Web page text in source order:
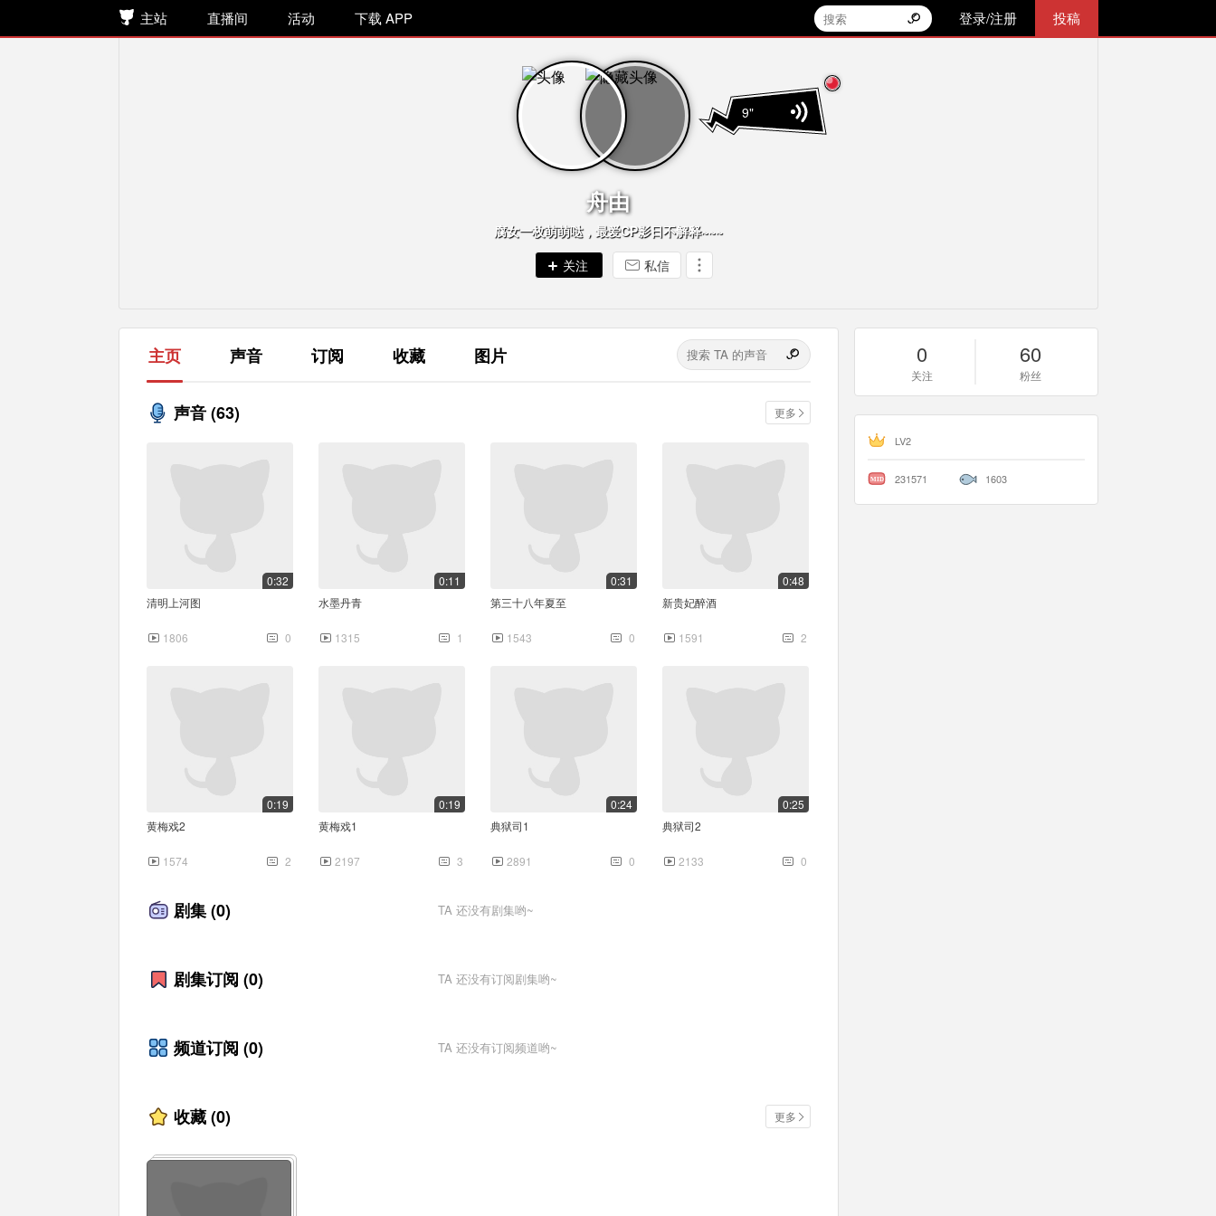
主站 直播间 活动 下载 APP 登录/注册 投稿
9"
舟由
腐女一枚萌萌哒，最爱CP影日不解释~~~
私信
主页 声音 订阅 收藏 图片
声音(63) 更多
0:32
清明上河图
1806 0
0:11
水墨丹青
1315 1
0:31
第三十八年夏至
1543 0
0:48
新贵妃醉酒
1591 2
0:19
黄梅戏2
1574 2
0:19
黄梅戏1
2197 3
0:24
典狱司1
2891 0
0:25
典狱司2
2133 0
宫城庸-不会改变的人
剧集(0) TA还没有剧集哟~
剧集订阅 (0) TA还没有订阅剧集哟~
频道订阅 (0) TA还没有订阅频道哟~
收藏(0) 更多
0
关注
60
粉丝
LV2
231571 1603